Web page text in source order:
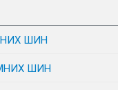
ШИН
ШИН